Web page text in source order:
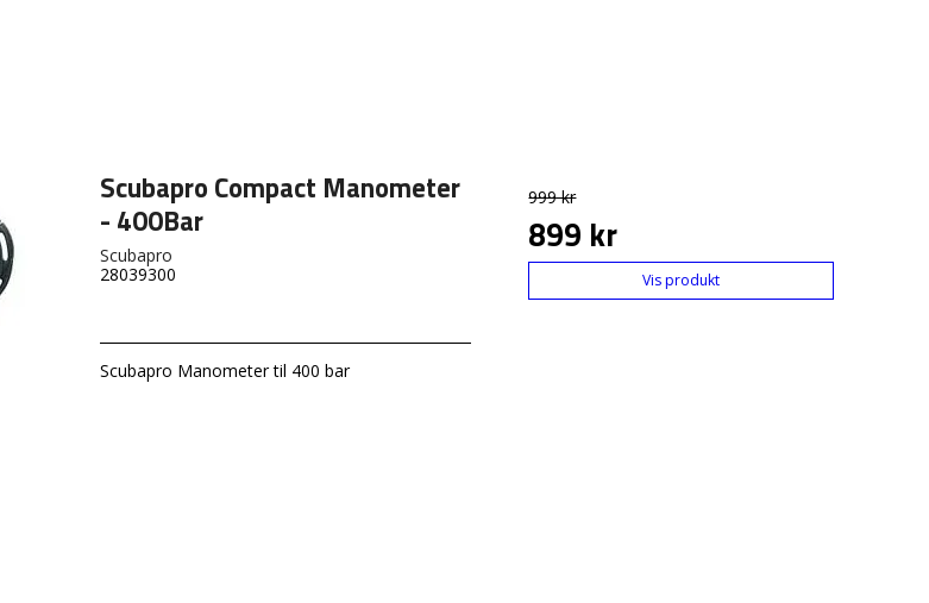
Scubapro Compact Manometer
- 400Bar
Scubapro
28039300
Scubapro Manometer til 400 bar
999 kr
899 kr
Vis produkt